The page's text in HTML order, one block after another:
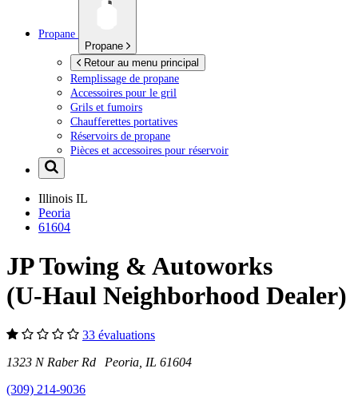
Propane
Propane
Retour au menu principal
Remplissage de propane
Accessoires pour le gril
Grils et fumoirs
Chaufferettes portatives
Réservoirs de propane
Pièces et accessoires pour réservoir
Illinois IL
Peoria
61604
JP Towing & Autoworks
(U-Haul Neighborhood Dealer)
33 évaluations
1323 N Raber Rd Peoria, IL 61604
(309) 214-9036